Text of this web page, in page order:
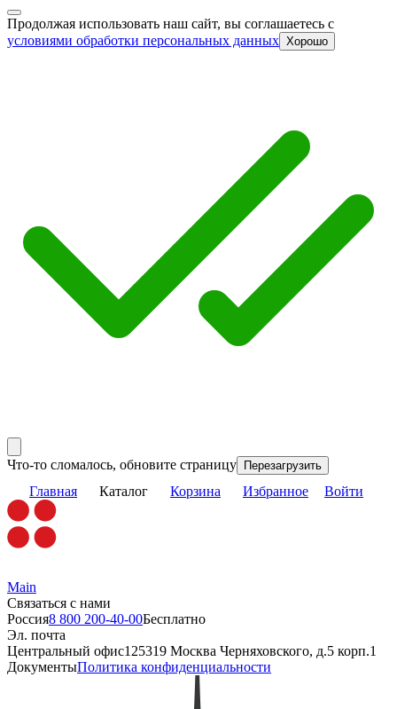
Продолжая использовать наш сайт, вы соглашаетесь c
условиями обработки персональных данных Хорошо
Что-то сломалось, обновите страницу Перезагрузить
Главная Каталог Корзина Избранное Войти
Main
Связаться с нами
Россия8 800 200-40-00Бесплатно
Эл. почта
Центральный офис125319 Москва Черняховского, д.5 корп.1
ДокументыПолитика конфиденциальности